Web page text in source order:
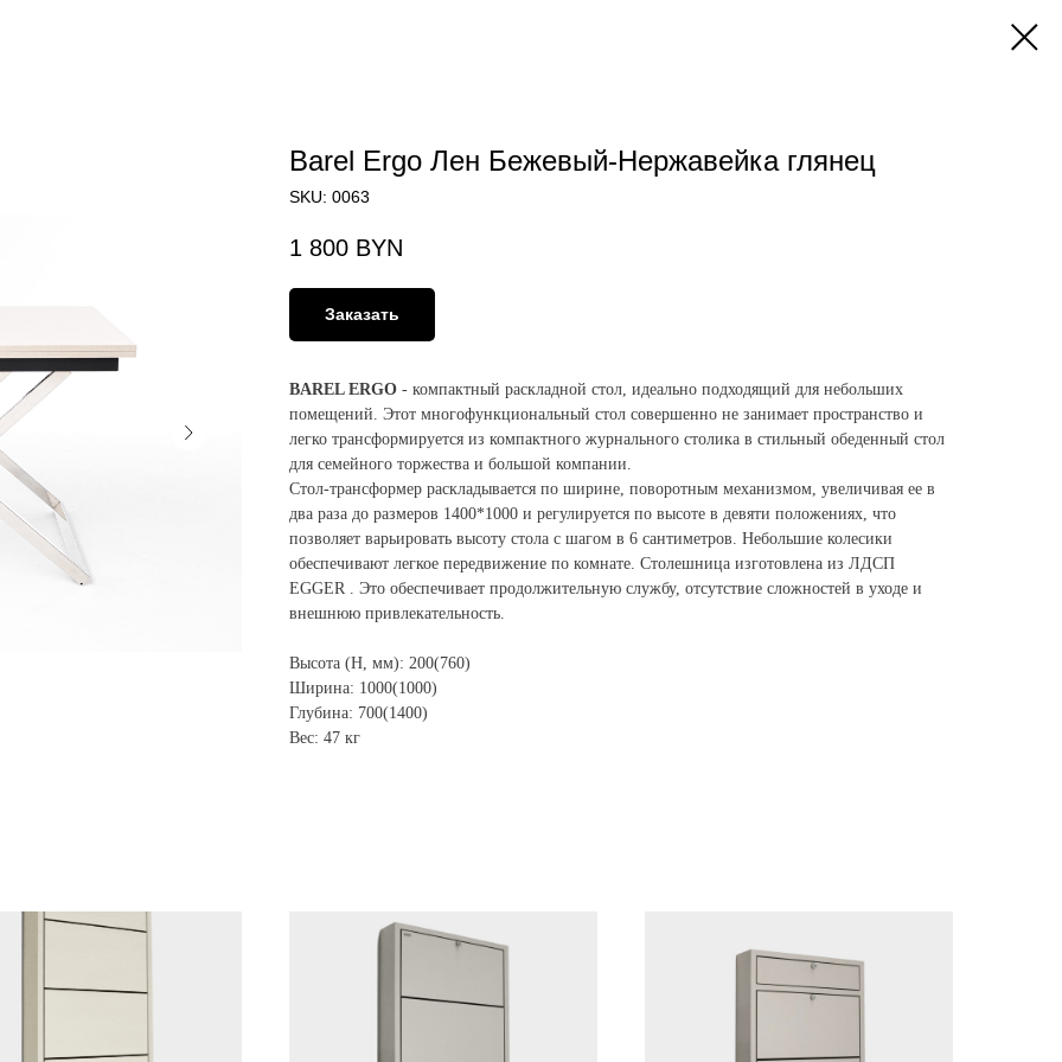
Barel Ergo Лен Бежевый-Нержавейка глянец
SKU: 0063
1 800 BYN
Заказать
BAREL ERGO - компактный раскладной стол, идеально подходящий для небольших
помещений. Этот многофункциональный стол совершенно не занимает пространство и
легко трансформируется из компактного журнального столика в стильный обеденный стол
для семейного торжества и большой компании.
Стол-трансформер раскладывается по ширине, поворотным механизмом, увеличивая ее в
два раза до размеров 1400*1000 и регулируется по высоте в девяти положениях, что
позволяет варьировать высоту стола с шагом в 6 сантиметров. Небольшие колесики
обеспечивают легкое передвижение по комнате. Столешница изготовлена из ЛДСП
EGGER . Это обеспечивает продолжительную службу, отсутствие сложностей в уходе и
внешнюю привлекательность.
Высота (H, мм): 200(760)
Ширина: 1000(1000)
Глубина: 700(1400)
Вес: 47 кг